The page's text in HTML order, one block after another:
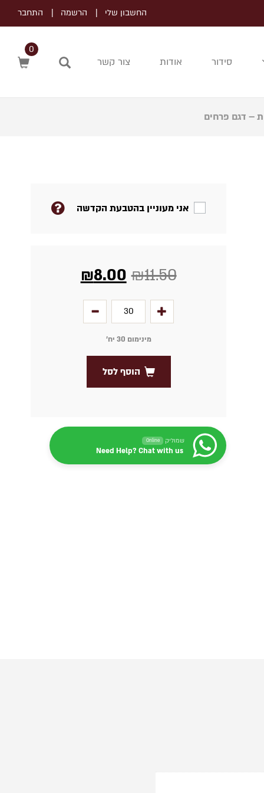
החשבון שלי הרשמה התחבר
סידור אודות צור קשר
0
– דגם פרחים
אני מעוניין בהטבעת הקדשה
₪11.50
₪8.00
מינימום 30 יח׳
הוסף לסל
שמוליק Online
Need Help? Chat with us